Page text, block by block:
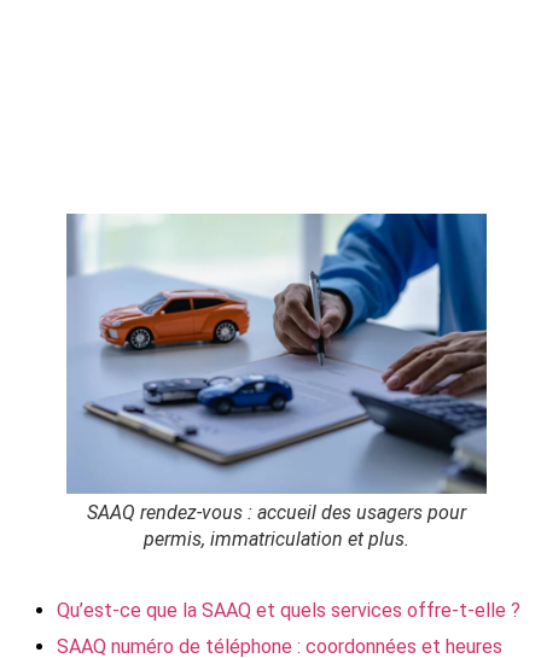
SAAQ rendez-vous : accueil des usagers pour
permis, immatriculation et plus.
Qu’est-ce que la SAAQ et quels services offre-t-elle ?
SAAQ numéro de téléphone : coordonnées et heures